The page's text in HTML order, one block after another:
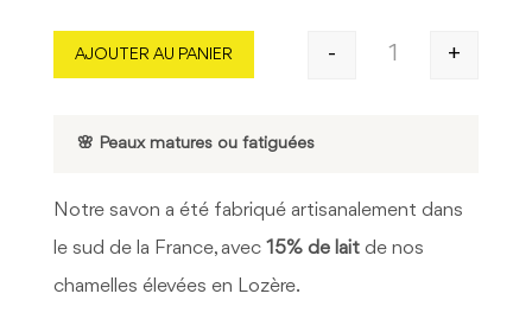
- +
AJOUTER AU PANIER
🌸 Peaux matures ou fatiguées
Notre savon a été fabriqué artisanalement dans
le sud de la France, avec 15% de laitde nos
chamelles élevées en Lozère.